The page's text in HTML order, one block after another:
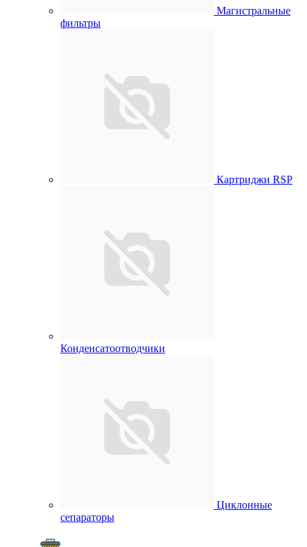
Магистральные
фильтры
Картриджи RSP
Конденсатоотводчики
Циклонные
сепараторы